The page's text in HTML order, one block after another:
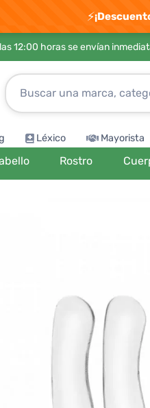
⚡
12:00 horas se envían
Léxico Mayorista
Rostro